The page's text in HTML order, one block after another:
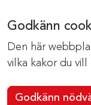
Godkänn
Den här
vilka kakor du vill
Godkänn
Om cookies
Kontakta